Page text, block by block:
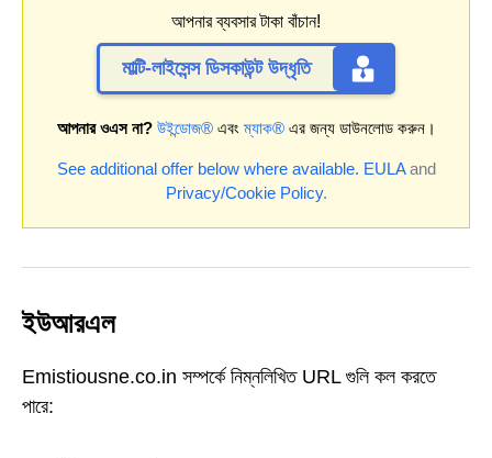
আপনার ব্যবসার টাকা বাঁচান!
মাল্টি-লাইসেন্স ডিসকাউন্ট উদ্ধৃতি
আপনার ওএস না? উইন্ডোজ®এবংম্যাক®এর জন্য ডাউনলোড করুন।
See additional offer below where available. EULAand
Privacy/Cookie Policy.
ইউআরএল
Emistiousne.co.in সম্পর্কে নিম্নলিখিত URL গুলি কল করতে
পারে: